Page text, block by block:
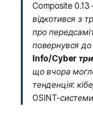
Composite
відкотився з
про
повернувся
Info/Cyber
що вчора
тенденція:
OSINT-